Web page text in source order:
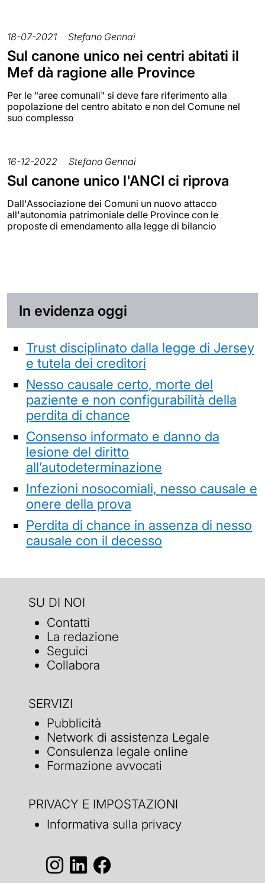
18-07-2021 Stefano Gennai
Sul canone unico nei centri abitati il
Mef dà ragione alle Province
Per le "aree comunali" si deve fare riferimento alla
popolazione del centro abitato e non del Comune nel
suo complesso
16-12-2022 Stefano Gennai
Sul canone unico l'ANCI ci riprova
Dall'Associazione dei Comuni un nuovo attacco
all'autonomia patrimoniale delle Province con le
proposte di emendamento alla legge di bilancio
In evidenza oggi
Trust disciplinato dalla legge di Jersey
e tutela dei creditori
Nesso causale certo, morte del
paziente e non configurabilità della
perdita di chance
Consenso informato e danno da
lesione del diritto
all’autodeterminazione
Infezioni nosocomiali, nesso causale e
onere della prova
Perdita di chance in assenza di nesso
causale con il decesso
SU DI NOI
Contatti
La redazione
Seguici
Collabora
SERVIZI
Pubblicità
Network di assistenza Legale
Consulenza legale online
Formazione avvocati
PRIVACY E IMPOSTAZIONI
Informativa sulla privacy